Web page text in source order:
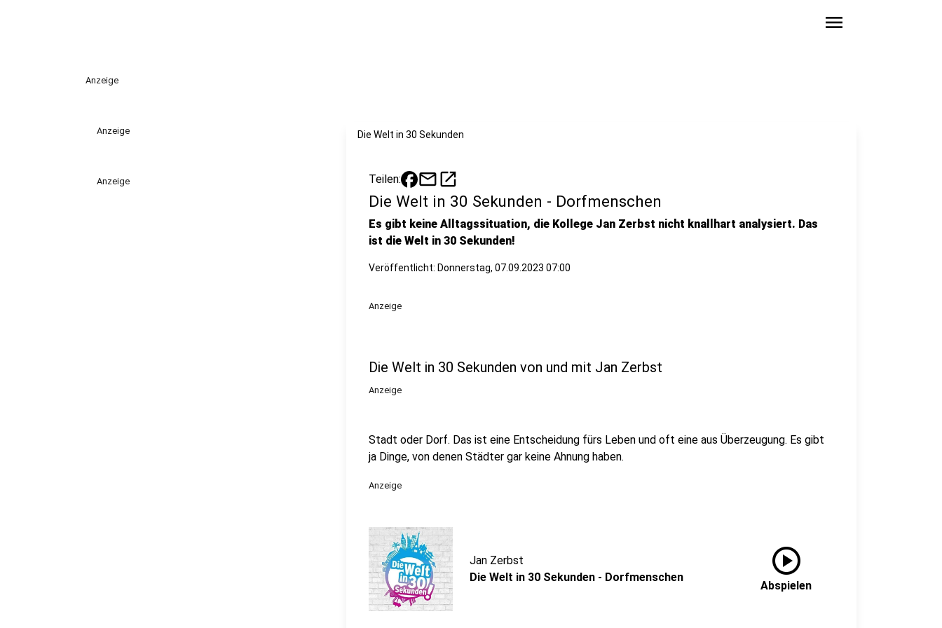
menu
Anzeige
Anzeige
Anzeige
Die Welt in 30 Sekunden
Teilen: mailopen_in_new
Die Welt in 30 Sekunden - Dorfmenschen
Es gibt keine Alltagssituation, die Kollege Jan Zerbst nicht knallhart analysiert. Das
ist die Welt in 30 Sekunden!
Veröffentlicht: Donnerstag, 07.09.2023 07:00
Anzeige
Die Welt in 30 Sekunden von und mit Jan Zerbst
Anzeige
Stadt oder Dorf. Das ist eine Entscheidung fürs Leben und oft eine aus Überzeugung. Es gibt
ja Dinge, von denen Städter gar keine Ahnung haben.
Anzeige
Jan Zerbst
Die Welt in 30 Sekunden - Dorfmenschen
play_circle
Abspielen